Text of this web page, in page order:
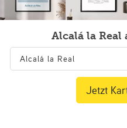
Alcalá la Real
Jetzt